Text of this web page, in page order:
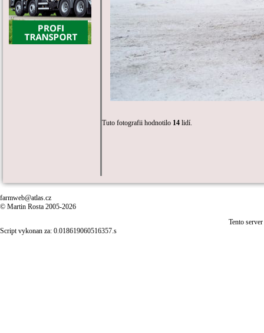
Tuto fotografii hodnotilo 14 lidí.
farmweb@atlas.cz
© Martin Rosta 2005-2026
Tento
Script vykonan za: 0.018619060516357.s